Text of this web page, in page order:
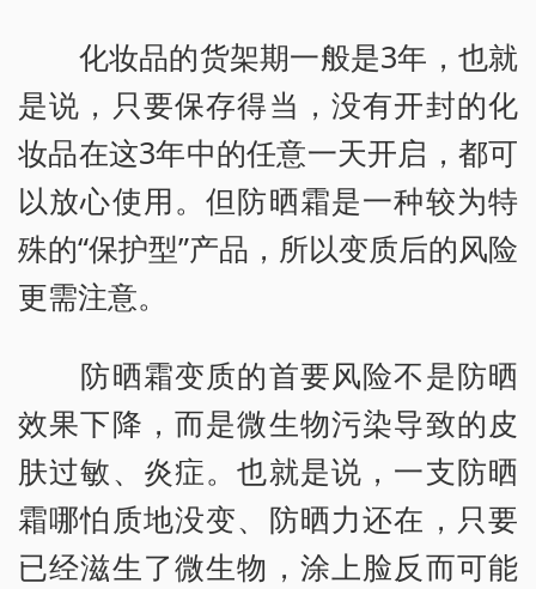
化妆品的货架期一般是3年，也就
是说，只要保存得当，没有开封的化
妆品在这3年中的任意一天开启，都可
以放心使用。但防晒霜是一种较为特
殊的“保护型”产品，所以变质后的风险
更需注意。
防晒霜变质的首要风险不是防晒
效果下降，而是微生物污染导致的皮
肤过敏、炎症。也就是说，一支防晒
霜哪怕质地没变、防晒力还在，只要
已经滋生了微生物，涂上脸反而可能